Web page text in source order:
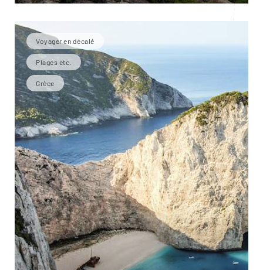
Voyager en décalé
Plages etc.
Grèce